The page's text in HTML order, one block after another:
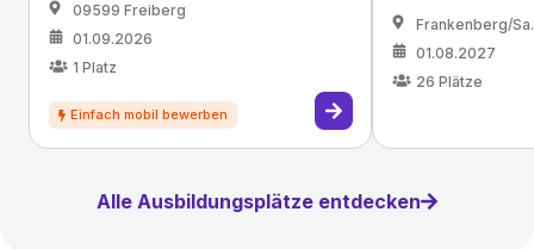
09599 Freiberg
01.09.2026
1 Platz
Frankenberg/Sa.
01.08.2027
26 Plätze
Alle Ausbildungsplätze entdecken